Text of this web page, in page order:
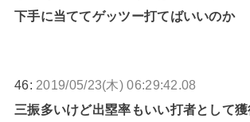
下手に当ててゲッツー打てばいいのか
46: 2019/05/23(木) 06:29:42.08
三振多いけど出塁率もいい打者として